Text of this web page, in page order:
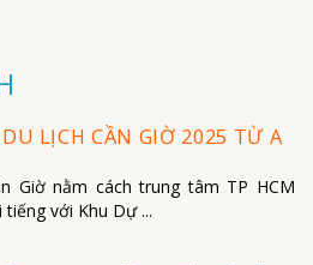
LỊCH CẦN GIỜ 2025 TỪ A
Giờ nằm cách trung tâm TP HCM
với Khu Dự ...